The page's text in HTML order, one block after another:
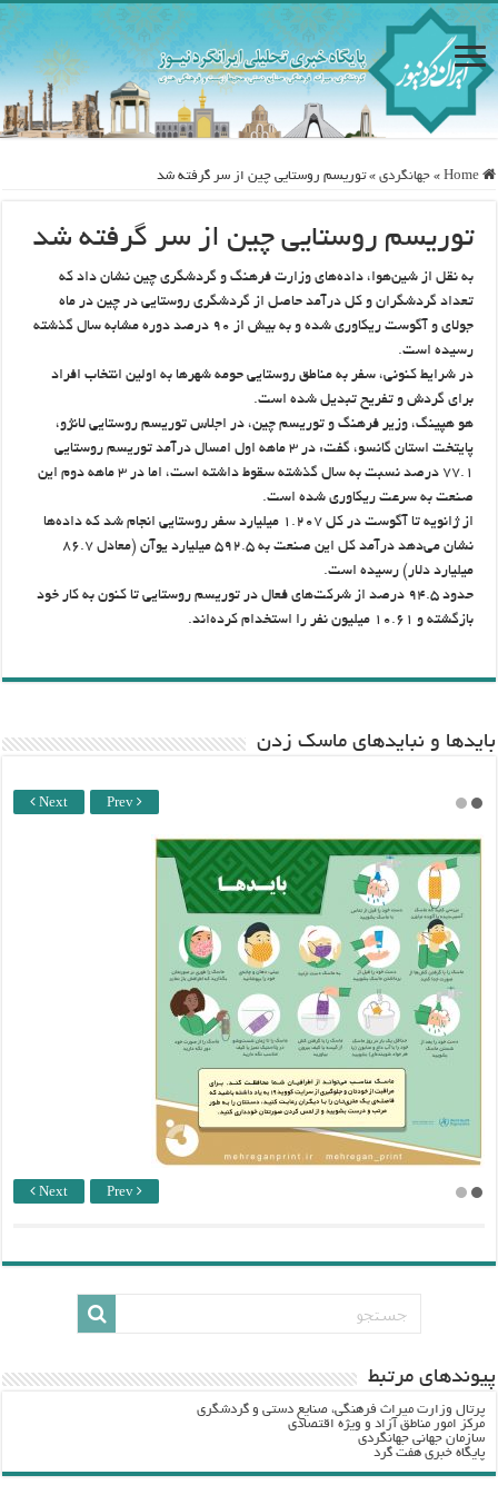
Home
» جهانگردی » توریسم روستایی چین از سر گرفته شد
توریسم روستایی چین از سر گرفته شد
به نقل از شین‌هوا، داده‌های وزارت فرهنگ و گردشگری چین نشان داد که
تعداد گردشگران و کل درآمد حاصل از گردشگری روستایی در چین در ماه
جولای و آگوست ریکاوری شده و به بیش از ۹۰ درصد دوره مشابه سال گذشته
رسیده است.
در شرایط کنونی، سفر به مناطق روستایی حومه شهرها به اولین انتخاب افراد
برای گردش و تفریح تبدیل شده است.
هو هپینگ، وزیر فرهنگ و توریسم چین، در اجلاس توریسم روستایی لانژو،
پایتخت استان گانسو، گفت: در ۳ ماهه اول امسال درآمد توریسم روستایی
۷۷.۱ درصد نسبت به سال گذشته سقوط داشته است، اما در ۳ ماهه دوم این
صنعت به سرعت ریکاوری شده است.
از ژانویه تا آگوست در کل ۱.۲۰۷ میلیارد سفر روستایی انجام شد که داده‌ها
نشان می‌دهد درآمد کل این صنعت به ۵۹۲.۵ میلیارد یوآن (معادل ۸۶.۷
میلیارد دلار) رسیده است.
حدود ۹۴.۵ درصد از شرکت‌های فعال در توریسم روستایی تا کنون به کار خود
بازگشته و ۱۰.۶۱ میلیون نفر را استخدام کرده‌اند.
باید‌ها و نبایدهای ماسک زدن
Next Prev
Next Prev
پيوندهاي مرتبط
پرتال وزارت ميراث فرهنگي، صنایع دستی و گردشگري
مرکز امور مناطق آزاد و ویژه اقتصادی
سازمان جهانی جهانگردی
پایگاه خبری هفت گرد